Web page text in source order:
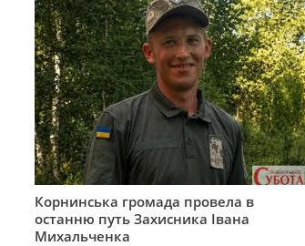
Корнинська громада провела в
останню путь Захисника Івана
Михальченка